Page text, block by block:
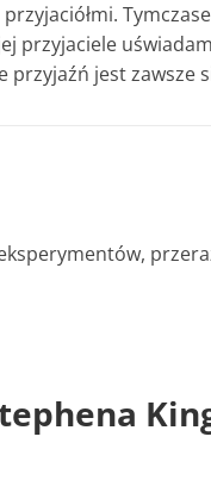
przyjaciele
przyjaźń jest zawsze